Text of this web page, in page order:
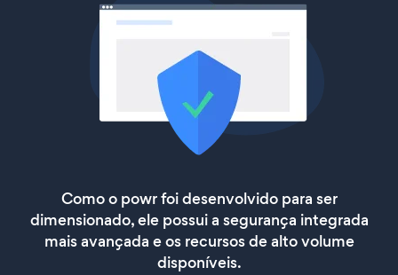
Como o powr foi desenvolvido para ser
dimensionado, ele possui a segurança integrada
mais avançada e os recursos de alto volume
disponíveis.